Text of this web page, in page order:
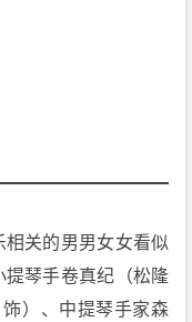
[爱
情]
[悬
关的男男女女看似
琴手卷真纪（松隆
）、中提琴手家森